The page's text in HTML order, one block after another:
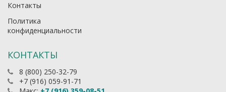
Контакты
Политика
конфиденциальности
КОНТАКТЫ
8 (800) 250-32-79
+7 (916) 059-91-71